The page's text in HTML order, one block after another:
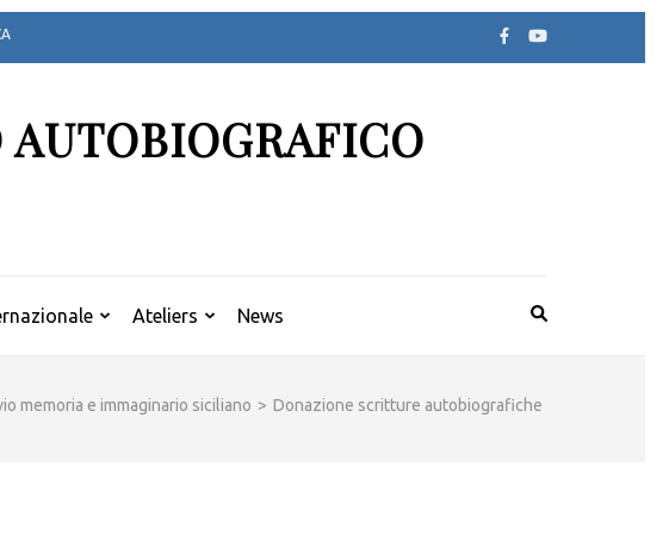
Ateliers News
memoria e immaginario siciliano > Donazione scritture autobiografiche